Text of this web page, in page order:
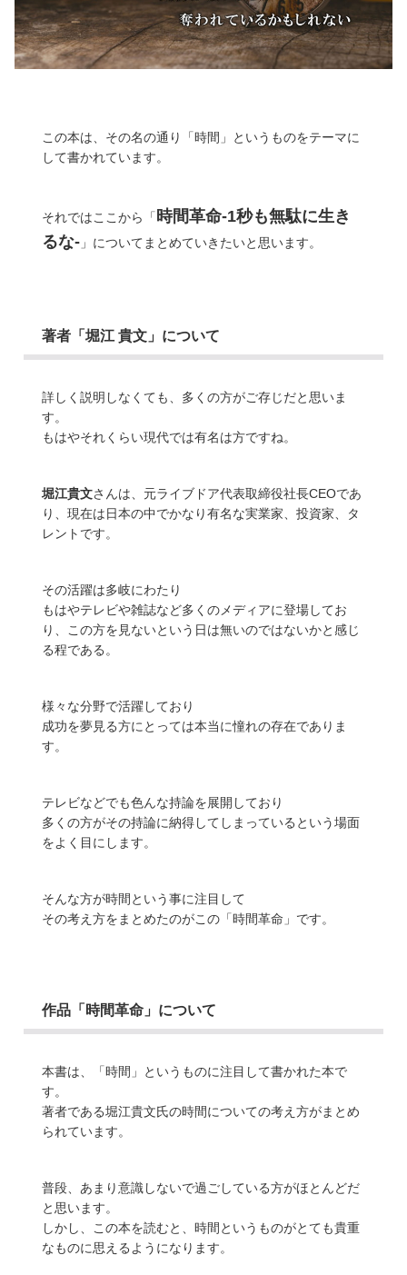
この本は、その名の通り「時間」というものをテーマに
して書かれています。
それではここから「時間革命-1秒も無駄に生き
るな- 」についてまとめていきたいと思います。
著者「堀江 貴文」について
詳しく説明しなくても、多くの方がご存じだと思いま
す。
もはやそれくらい現代では有名は方ですね。
堀江貴文さんは、元ライブドア代表取締役社長CEOであ
り、現在は日本の中でかなり有名な実業家、投資家、タ
レントです。
その活躍は多岐にわたり
もはやテレビや雑誌など多くのメディアに登場してお
り、この方を見ないという日は無いのではないかと感じ
る程である。
様々な分野で活躍しており
成功を夢見る方にとっては本当に憧れの存在でありま
す。
テレビなどでも色んな持論を展開しており
多くの方がその持論に納得してしまっているという場面
をよく目にします。
そんな方が時間という事に注目して
その考え方をまとめたのがこの「時間革命」です。
作品「時間革命」について
本書は、「時間」というものに注目して書かれた本で
す。
著者である堀江貴文氏の時間についての考え方がまとめ
られています。
普段、あまり意識しないで過ごしている方がほとんどだ
と思います。
しかし、この本を読むと、時間というものがとても貴重
なものに思えるようになります。